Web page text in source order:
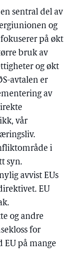
sentral del av
og
på økt
bruk av
og økt
avtalen er
av
vår
i
syn.
avvist EUs
EU
og andre
for
på mange